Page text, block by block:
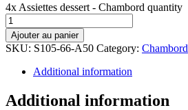
4x Assiettes dessert - Chambord quantity
Ajouter au panier
SKU: S105-66-A50 Category: Chambord
Additional information
Additional information